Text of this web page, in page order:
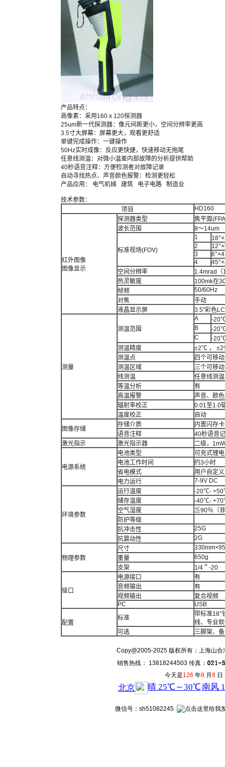
产品特点：
高像素：采用160ⅹ120探测器
25um新一代探测器：像元间距更小，空间分辨率更高
3.5寸大屏幕：屏幕更大，观看更舒适
单键完成操作：一键操作
50Hz实时成像：反应更快捷，快速移动无拖尾
任意线测温：对微小温差内部故障的分析提供帮助
40秒语音注释：方便检测者对故障记录
自动寻找热点、声音颜色报警：检测更轻松
产品应用： 电气机械 建筑 电子电路 制造业
技术参数：
项目
HD160
红外图像
图像显示
探测器类型
焦平面
波长范围
8～14um
标准视场(FOV)
1
2
3
4
空间分辨率
1.4mrad（
热灵敏度
100mk在
帧频
50/60Hz
对焦
手动
液晶显示屏
3.5"彩色
测量
测温范围
A
-
B
-
C
-
测温精度
±2℃ ，
测温点
四个可移
测温区域
三个可移
线测温
任意线测温
等温分析
有
高温报警
声音、颜
辐射率校正
0.01至1.0
温度校正
自动
图像存储
存储介质
内置闪存
语音注释
40秒语音
激光指示
激光指示器 二级，
电源系统
电池类型
可充式锂电
电池工作时间
约3小时
省电模式
用户自定义
电力运行
7-9V DC
环境参数
运行温度
-20℃-
储存温度
-40℃-
空气湿度
≦90％（
防护等级
抗冲击性
25G
抗震动性
2G
物理参数
尺寸
重量
650g
支架
1/4＂-20
接口
电源接口
有
音频输出
有
视频输出
复合视频
PC
USB
配置
标准
带标准18°
线、专业
可选
三脚架、